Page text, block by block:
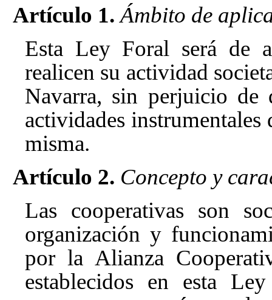
Artículo 1. Ámbito de
Esta Ley Foral será de
realicen su actividad
Navarra, sin perjuicio de
actividades instrumentales
misma.
Artículo 2. Concepto y
Las cooperativas son
organización y
por la Alianza
establecidos en esta